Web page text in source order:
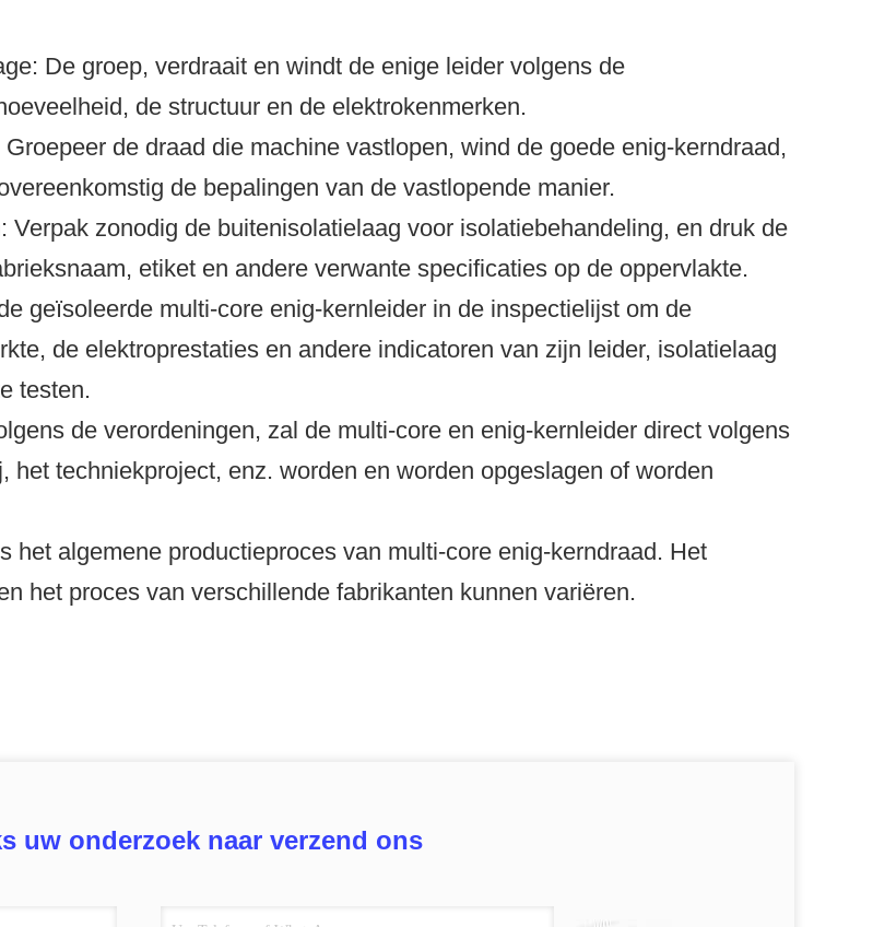
De groep, verdraait en windt de enige leider volgens de
de structuur en de elektrokenmerken.
de draad die machine vastlopen, wind de goede enig-kerndraad,
de bepalingen van de vastlopende manier.
Verpak zonodig de buitenisolatielaag voor isolatiebehandeling, en druk de
etiket en andere verwante specificaties op de oppervlakte.
geïsoleerde multi-core enig-kernleider in de inspectielijst om de
de elektroprestaties en andere indicatoren van zijn leider, isolatielaag
testen.
de verordeningen, zal de multi-core en enig-kernleider direct volgens
het techniekproject, enz. worden en worden opgeslagen of worden
het algemene productieproces van multi-core enig-kerndraad. Het
het proces van verschillende fabrikanten kunnen variëren.
uw onderzoek naar verzend ons